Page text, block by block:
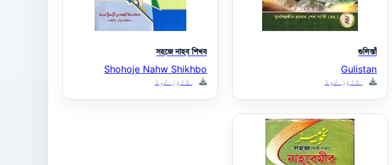
গুলিস্তাঁ
Gulistan
ڈاؤن لوڈ
সহজে নাহব শিখব
Shohoje Nahw Shikhbo
ڈاؤن لوڈ